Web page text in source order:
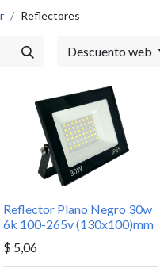
Reflectores
Descuento web
Reflector Plano Negro 30w
6k 100-265v (130x100)mm
$ 5,06
diseño
como una idea
en la importación
técnica y